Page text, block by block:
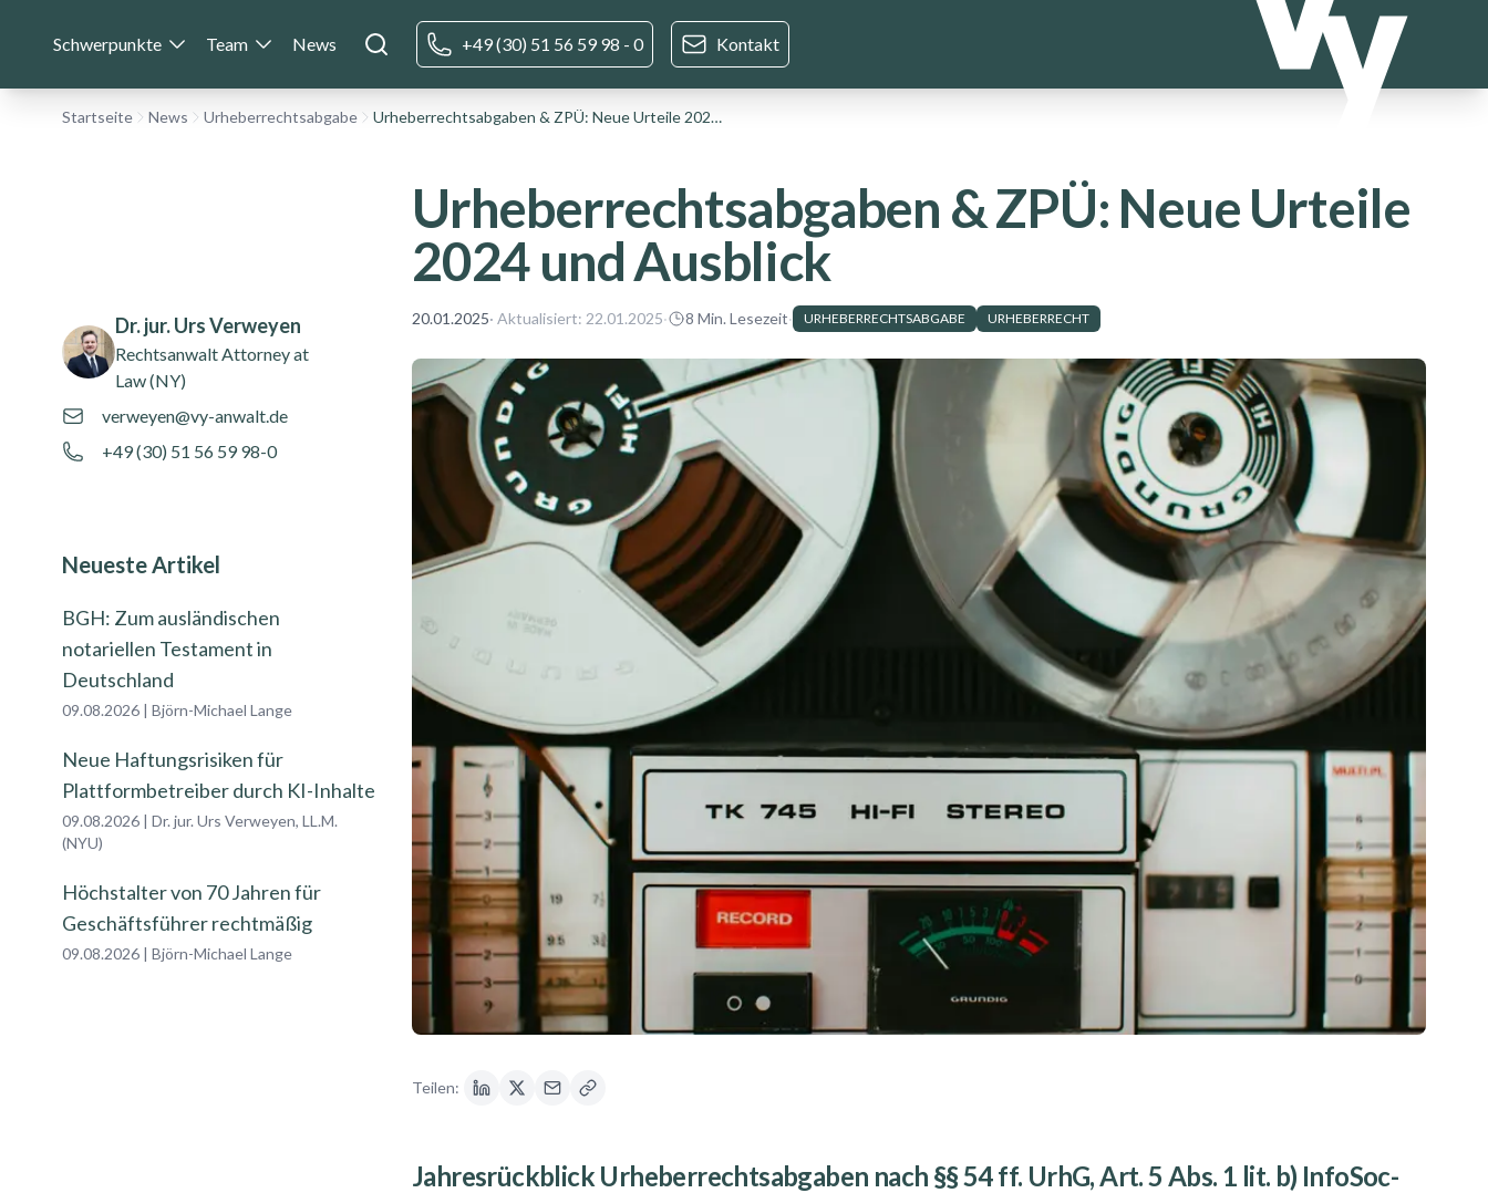
Schwerpunkte Team News +49 (30) 51 56 59 98 - 0 Kontakt
Startseite News Urheberrechtsabgabe Urheberrechtsabgaben & ZPÜ: Neue Urteile 2024 und Ausblick
Name
Dr. jur. Urs Verweyen
RechtsanwaltAttorney at
Law (NY)
verweyen@vy-anwalt.de
+49 (30) 51 56 59 98-0
Neueste Artikel
BGH: Zum ausländischen
notariellen Testament in
Deutschland
09.08.2026 | Björn-Michael Lange
Neue Haftungsrisiken für
Plattformbetreiber durch KI-Inhalte
09.08.2026 | Dr. jur. Urs Verweyen, LL.M.
(NYU)
Höchstalter von 70 Jahren für
Geschäftsführer rechtmäßig
09.08.2026 | Björn-Michael Lange
Urheberrechtsabgaben & ZPÜ: Neue Urteile
2024 und Ausblick
20.01.2025· Aktualisiert: 22.01.2025· 8 Min. Lesezeit· URHEBERRECHTSABGABE URHEBERRECHT
Teilen:
Jahresrückblick Urheberrechtsabgaben nach §§ 54 ff. UrhG, Art. 5 Abs. 1 lit. b) InfoSoc-